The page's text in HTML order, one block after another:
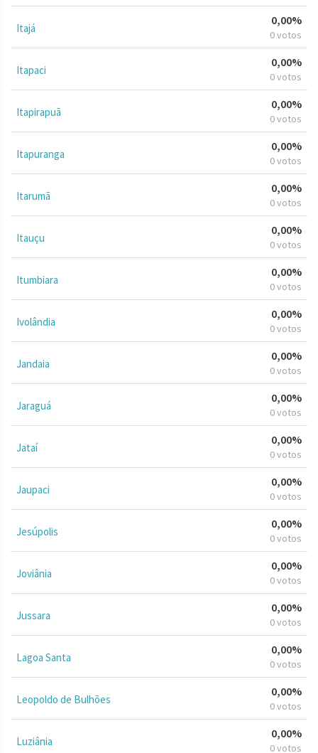
Itajá
0,00%
0 votos
Itapaci
0,00%
0 votos
Itapirapuã
0,00%
0 votos
Itapuranga
0,00%
0 votos
Itarumã
0,00%
0 votos
Itauçu
0,00%
0 votos
Itumbiara
0,00%
0 votos
Ivolândia
0,00%
0 votos
Jandaia
0,00%
0 votos
Jaraguá
0,00%
0 votos
Jataí
0,00%
0 votos
Jaupaci
0,00%
0 votos
Jesúpolis
0,00%
0 votos
Joviânia
0,00%
0 votos
Jussara
0,00%
0 votos
Lagoa Santa
0,00%
0 votos
Leopoldo de Bulhões
0,00%
0 votos
Luziânia
0,00%
0 votos